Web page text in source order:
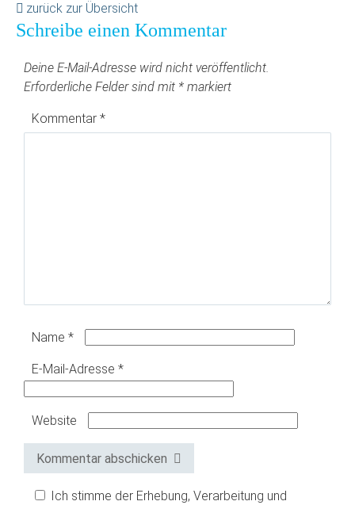
zurück zur Übersicht
Schreibe einen Kommentar
Deine E-Mail-Adresse wird nicht veröffentlicht.
Erforderliche Felder sind mit * markiert
Kommentar *
Name *
E-Mail-Adresse *
Website
Kommentar abschicken
Ich stimme der Erhebung, Verarbeitung und